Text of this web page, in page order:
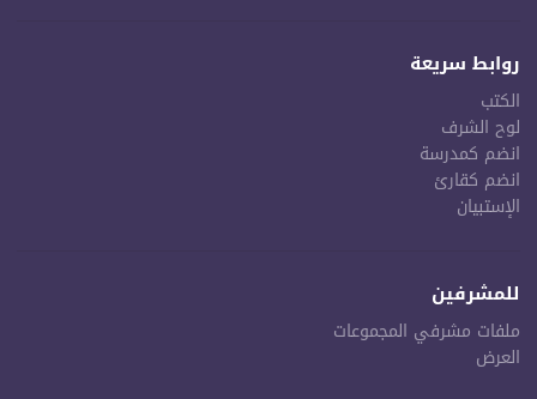
روابط سريعة
الكتب
لوح الشرف
انضم كمدرسة
انضم كقارئ
الإستبيان
للمشرفين
ملفات مشرفي المجموعات
العرض